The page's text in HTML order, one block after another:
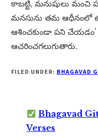
కాబట్టి, మనుషులు మంచి
మనసును తమ ఆధీనంలో
ఆశించకుండా పని
ఆచరించగలుగుతారు.
FILED UNDER: BHAGAVAD
Bhagavad
Verses